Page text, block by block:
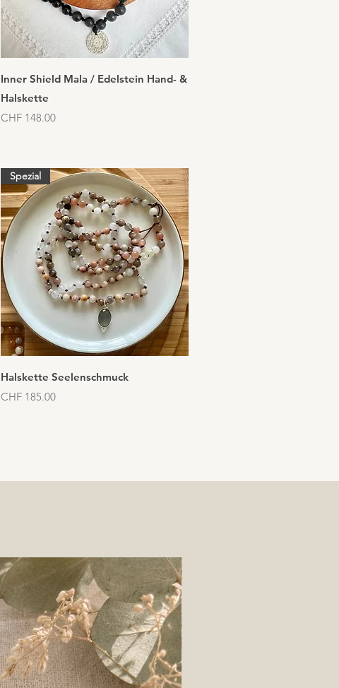
Schnellansicht
Inner Shield Mala / Edelstein Hand- &
Halskette
Preis
CHF 148.00
Schnellansicht
Spezial
Halskette Seelenschmuck
Preis
CHF 185.00